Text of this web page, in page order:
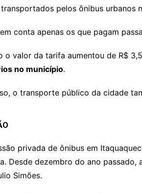
pelos ônibus urbanos
conta apenas os que pagam
o valor da tarifa aumentou de R$
no município.
o transporte público da cidade
privada de ônibus em
Desde dezembro do ano passado,
Simões.